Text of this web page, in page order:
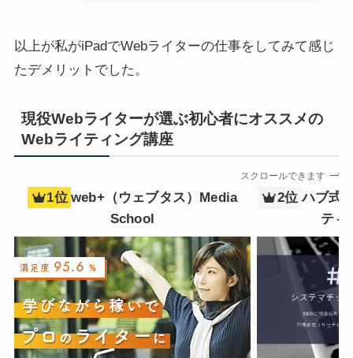
以上が私がiPadでWebライターの仕事をしてみて感じ
たデメリットでした。
現役Webライターが選ぶ初心者にオススメの
Webライティング講座
スクロールできます
1位 web+（ウェブタス）Media
School
2位 ハブ式
ティ